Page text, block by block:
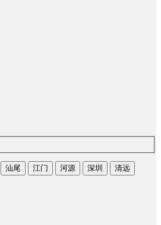
汕尾 江门 河源 深圳 清远